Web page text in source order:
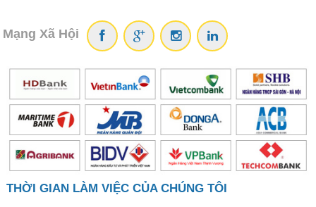
Mạng Xã Hội
THỜI GIAN LÀM VIỆC CỦA CHÚNG TÔI